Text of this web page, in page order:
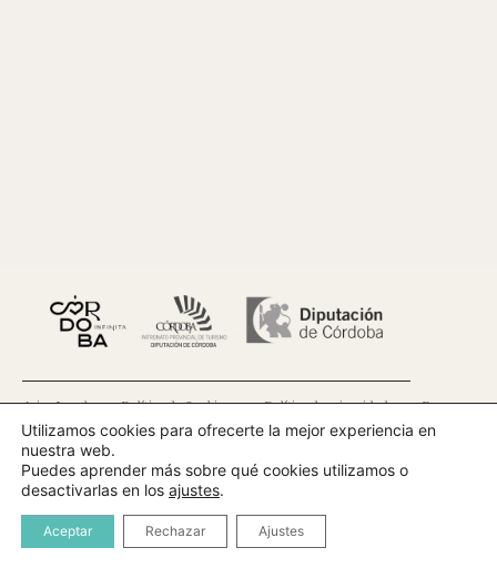
Aviso Legal Política de Cookies Política de privacidad Bases
Patronato de Turismo de Córdoba
© 2025 Todos los derechos reservados · Diseñado por
turexperia.com
Utilizamos cookies para ofrecerte la mejor experiencia en
nuestra web.
Puedes aprender más sobre qué cookies utilizamos o
desactivarlas en los ajustes.
Aceptar Rechazar Ajustes